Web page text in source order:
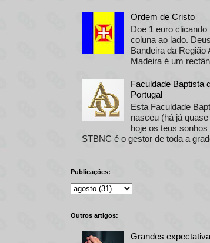
Ordem de Cristo
Doe 1 euro
coluna ao lado.
Bandeira da Região
Madeira é um
Faculdade Baptista
Portugal
Esta Faculdade
nasceu (há já
hoje os teus
STBNC é o gestor de toda a
Publicações:
Outros artigos:
Grandes